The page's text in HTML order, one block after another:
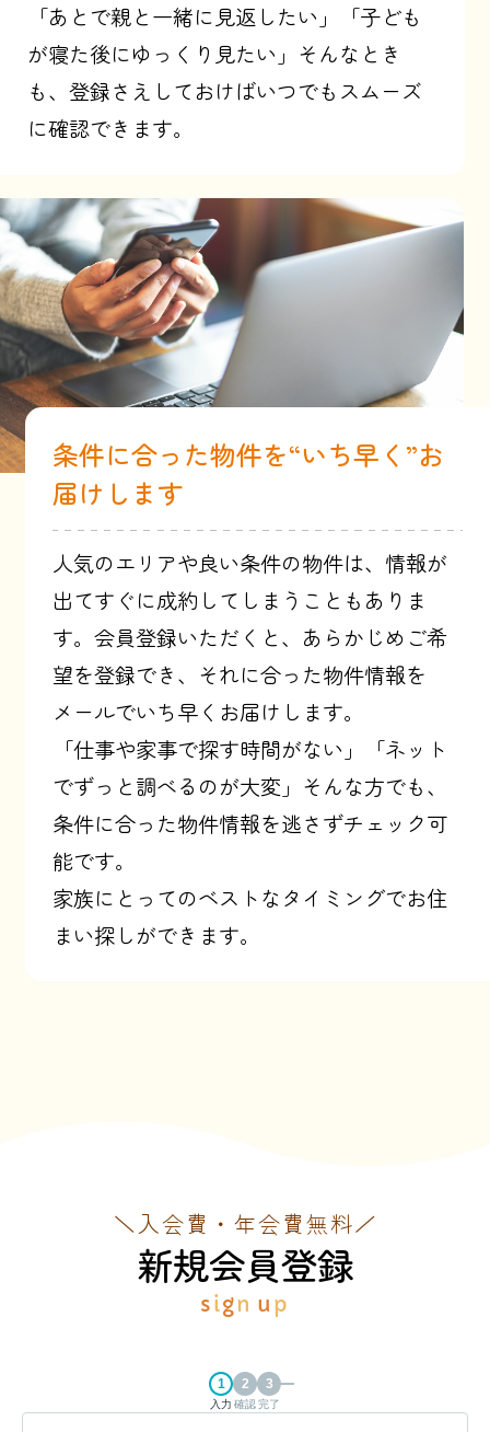
「あとで親と一緒に見返したい」「子ども
が寝た後にゆっくり見たい」そんなとき
も、登録さえしておけばいつでもスムーズ
に確認できます。
条件に合った物件を“いち早く”お
届けします
人気のエリアや良い条件の物件は、情報が
出てすぐに成約してしまうこともありま
す。会員登録いただくと、あらかじめご希
望を登録でき、それに合った物件情報を
メールでいち早くお届けします。
「仕事や家事で探す時間がない」「ネット
でずっと調べるのが大変」そんな方でも、
条件に合った物件情報を逃さずチェック可
能です。
家族にとってのベストなタイミングでお住
まい探しができます。
＼入会費・年会費無料／
新規会員登録
sign u p
入力 確認完了